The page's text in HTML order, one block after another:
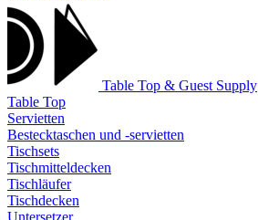
Table Top & Guest Supply
Table Top
Servietten
Bestecktaschen und -servietten
Tischsets
Tischmitteldecken
Tischläufer
Tischdecken